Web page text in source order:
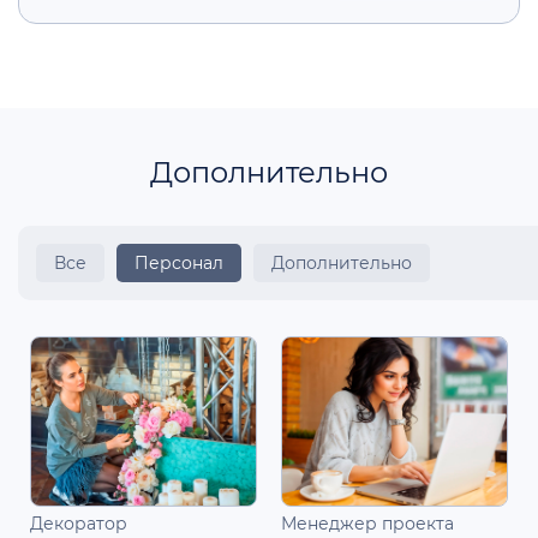
Дополнительно
Все Персонал Дополнительно
Декоратор
Менеджер проекта